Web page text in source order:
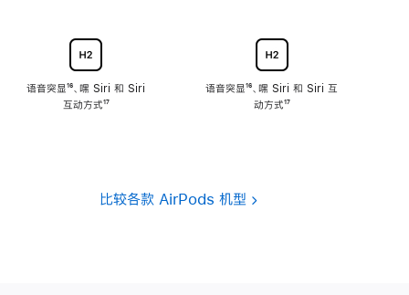
语音突显脚
注
¹⁶、嘿 Siri 和 Siri
互动方式脚
¹⁷
语音突显脚
注
¹⁶、嘿 Siri 和 Siri 互
动方式脚
¹⁷
比较各款 AirPods 机型